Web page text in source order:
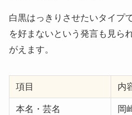
白黒はっきりさせたいタイプ
を好まないという発言も見られ
がえます。
項目 内
本名・芸名
岡